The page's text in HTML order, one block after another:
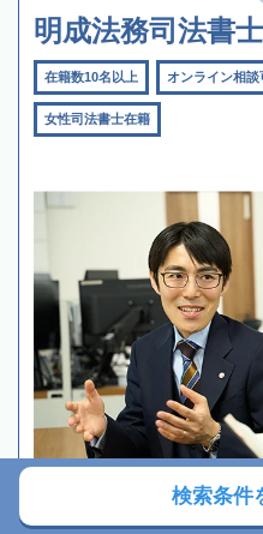
明成法務司法書
在籍数10名以上 オンライン相談
女性司法書士在籍
検索条件